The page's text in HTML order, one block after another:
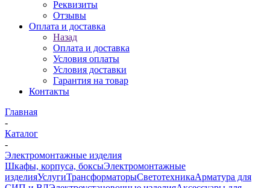
Реквизиты
Отзывы
Оплата и доставка
Назад
Оплата и доставка
Условия оплаты
Условия доставки
Гарантия на товар
Контакты
Главная
-
Каталог
-
Электромонтажные изделия
Шкафы, корпуса, боксыЭлектромонтажные
изделияУслугиТрансформаторыСветотехникаАрматура для